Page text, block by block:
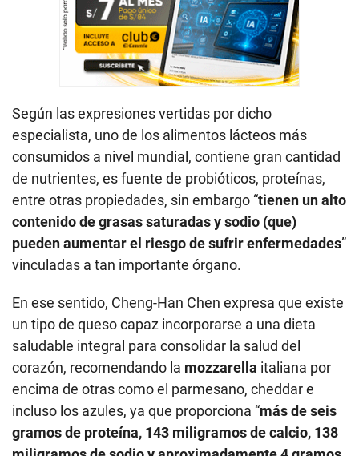
Según las expresiones vertidas por dicho
especialista, uno de los alimentos lácteos más
consumidos a nivel mundial, contiene gran cantidad
de nutrientes, es fuente de probióticos, proteínas,
entre otras propiedades, sin embargo “tienen un alto
contenido de grasas saturadas y sodio (que)
pueden aumentar el riesgo de sufrir enfermedades”
vinculadas a tan importante órgano.
En ese sentido, Cheng-Han Chen expresa que existe
un tipo de queso capaz incorporarse a una dieta
saludable integral para consolidar la salud del
corazón, recomendando la mozzarella italiana por
encima de otras como el parmesano, cheddar e
incluso los azules, ya que proporciona “más de seis
gramos de proteína, 143 miligramos de calcio, 138